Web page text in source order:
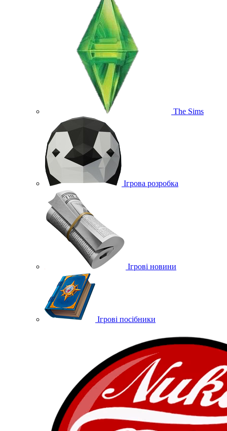
The Sims
Ігрова розробка
Ігрові новини
Ігрові посібники